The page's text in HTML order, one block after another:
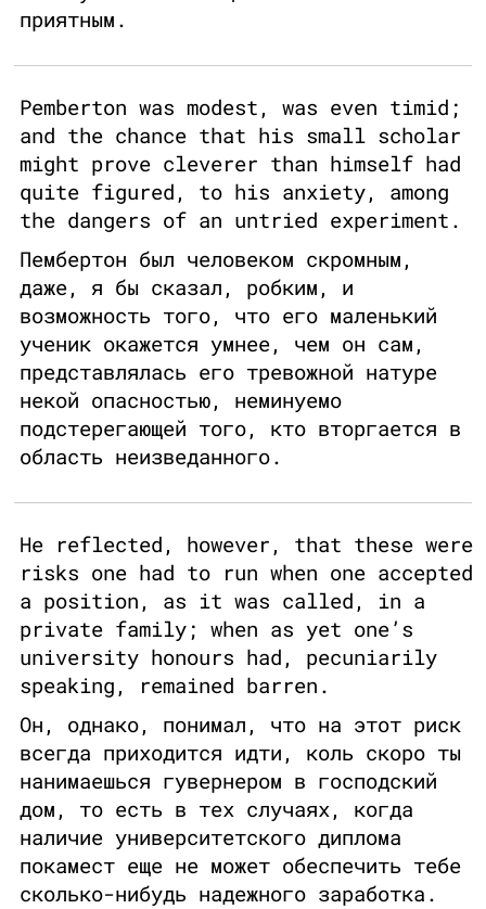
приятным.
Pemberton was modest, was even timid;
and the chance that his small scholar
might prove cleverer than himself had
quite figured, to his anxiety, among
the dangers of an untried experiment.
Пембертон был человеком скромным,
даже, я бы сказал, робким, и
возможность того, что его маленький
ученик окажется умнее, чем он сам,
представлялась его тревожной натуре
некой опасностью, неминуемо
подстерегающей того, кто вторгается в
область неизведанного.
He reflected, however, that these were
risks one had to run when one accepted
a position, as it was called, in a
private family; when as yet one’s
university honours had, pecuniarily
speaking, remained barren.
Он, однако, понимал, что на этот риск
всегда приходится идти, коль скоро ты
нанимаешься гувернером в господский
дом, то есть в тех случаях, когда
наличие университетского диплома
покамест еще не может обеспечить тебе
сколько-нибудь надежного заработка.